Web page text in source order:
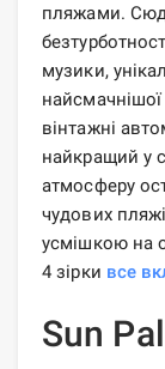
пляжами.
музики,
найсмачнішої
вінтажні
найкращий у
атмосферу
чудових
усмішкою на
4 зірки все
Sun